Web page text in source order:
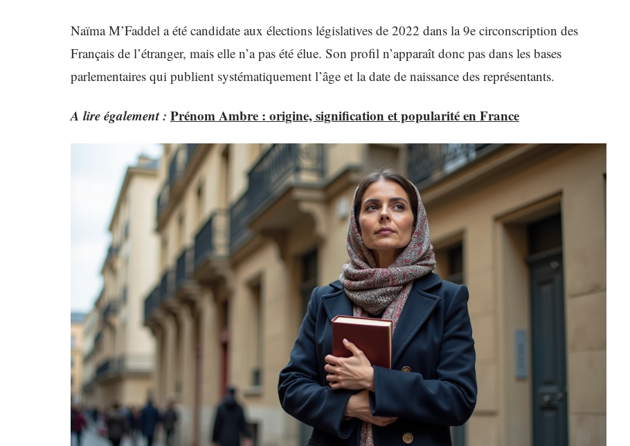
Naïma M’Faddel a été candidate aux élections législatives de 2022 dans la 9e circonscription des
Français de l’étranger, mais elle n’a pas été élue. Son profil n’apparaît donc pas dans les bases
parlementaires qui publient systématiquement l’âge et la date de naissance des représentants.
A lire également : Prénom Ambre : origine, signification et popularité en France